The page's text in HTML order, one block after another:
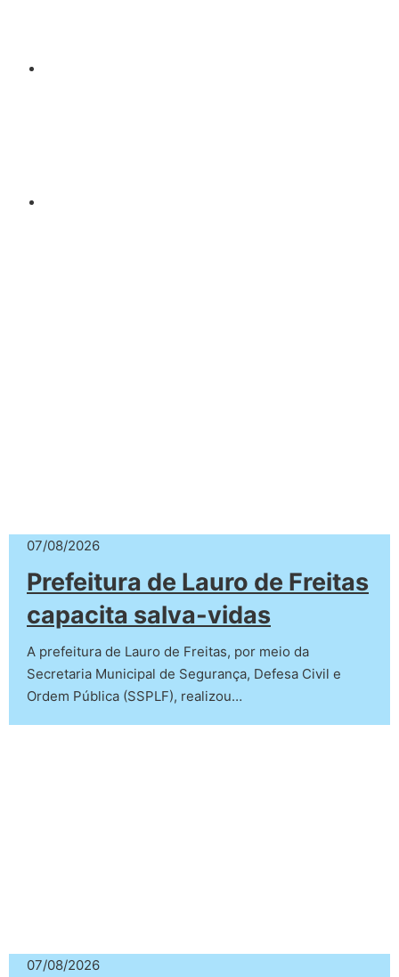
07/08/2026
Prefeitura de Lauro de Freitas
capacita salva-vidas
A prefeitura de Lauro de Freitas, por meio da
Secretaria Municipal de Segurança, Defesa Civil e
Ordem Pública (SSPLF), realizou…
07/08/2026